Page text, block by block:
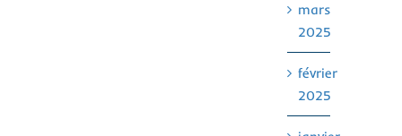
mars
2025
février
2025